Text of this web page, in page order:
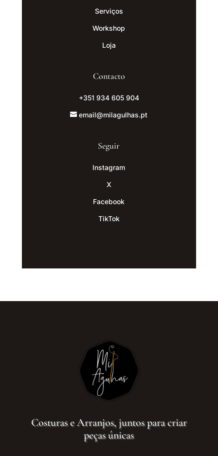
Serviços
Workshop
Loja
Contacto
+351 934 605 904
email@milagulhas.pt
Seguir
Instagram
X
Facebook
TikTok
Costuras e Arranjos, juntos para criar
peças únicas